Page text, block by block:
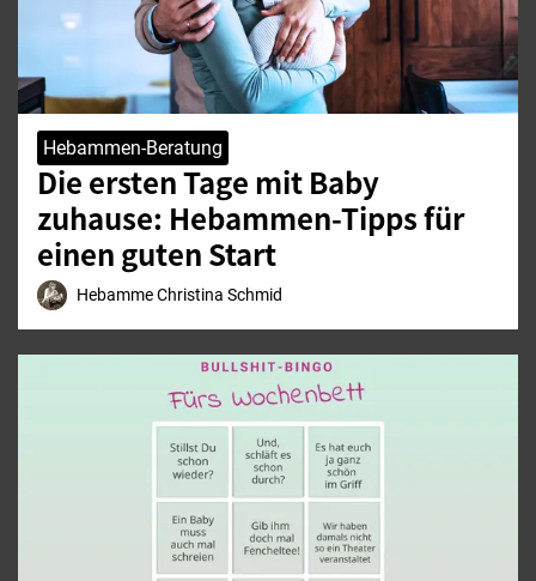
Hebammen-Beratung
Die ersten Tage mit Baby
zuhause: Hebammen-Tipps für
einen guten Start
Hebamme Christina Schmid